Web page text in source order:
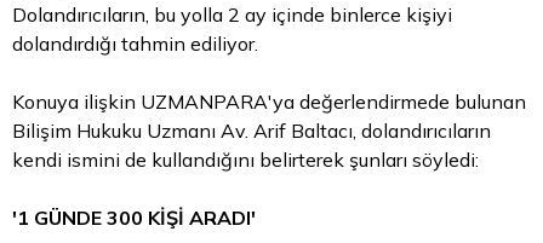
Dolandırıcıların, bu yolla 2 ay içinde binlerce kişiyi
dolandırdığı tahmin ediliyor.
Konuya ilişkin UZMANPARA'ya değerlendirmede bulunan
Bilişim Hukuku Uzmanı Av. Arif Baltacı, dolandırıcıların
kendi ismini de kullandığını belirterek şunları söyledi:
'1 GÜNDE 300 KİŞİ ARADI'